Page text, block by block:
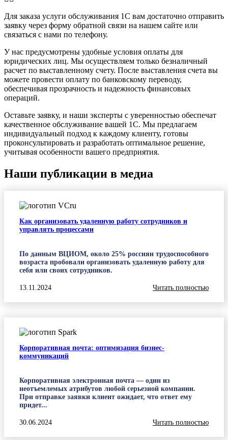
Для заказа услуги обслуживания 1С вам достаточно отправить
заявку через форму обратной связи на нашем сайте или
связаться с нами по телефону.
У нас предусмотрены удобные условия оплаты для
юридических лиц. Мы осуществляем только безналичный
расчет по выставленному счету. После выставления счета вы
можете провести оплату по банковскому переводу,
обеспечивая прозрачность и надежность финансовых
операций.
Оставьте заявку, и наши эксперты с уверенностью обеспечат
качественное обслуживание вашей 1С. Мы предлагаем
индивидуальный подход к каждому клиенту, готовы
проконсультировать и разработать оптимальное решение,
учитывая особенности вашего предприятия.
Наши публикации в медиа
Как организовать удаленную работу сотрудников и
управлять процессами
По данным ВЦИОМ, около 25% россиян трудоспособного
возраста пробовали организовать удаленную работу для
себя или своих сотрудников.
13.11.2024 Читать полностью
Корпоративная почта: оптимизация бизнес-
коммуникаций
Корпоративная электронная почта — один из
неотъемлемых атрибутов любой серьезной компании.
При отправке заявки клиент ожидает, что ответ ему
придет...
30.06.2024 Читать полностью